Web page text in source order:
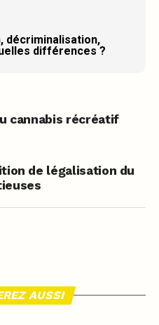
décriminalisation,
différences ?
cannabis récréatif
de légalisation du
AUSSI